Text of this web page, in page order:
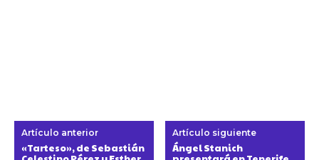
Artículo anterior
«Tarteso», de Sebastián
Artículo siguiente
Ángel Stanich